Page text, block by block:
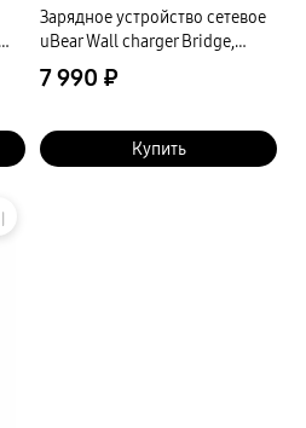
Зарядное устройство сетевое
uBear Wall charger Bridge,
100Вт, белый
7 990 ₽
Купить